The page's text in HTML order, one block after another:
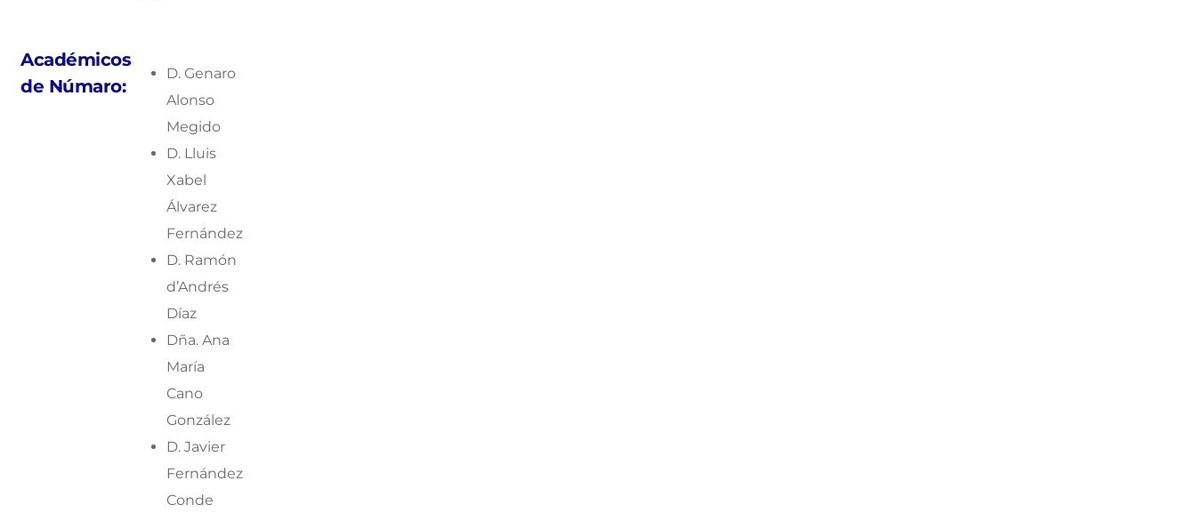
Académicos
de Númaro:
D. Genaro
Alonso
Megido
D. Lluis
Xabel
Álvarez
Fernández
D. Ramón
d’Andrés
Díaz
Dña. Ana
María
Cano
González
D. Javier
Fernández
Conde